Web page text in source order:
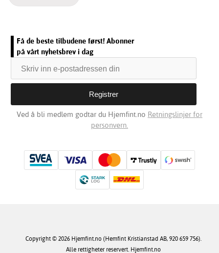
Få de beste tilbudene først! Abonner
på vårt nyhetsbrev i dag
Ved å bli medlem godtar du Hjemfint.no Retningslinjer for
personvern.
Copyright © 2026 Hjemfint.no (Hemfint Kristianstad AB, 920 659 756).
Alle rettigheter reservert. Hjemfint.no